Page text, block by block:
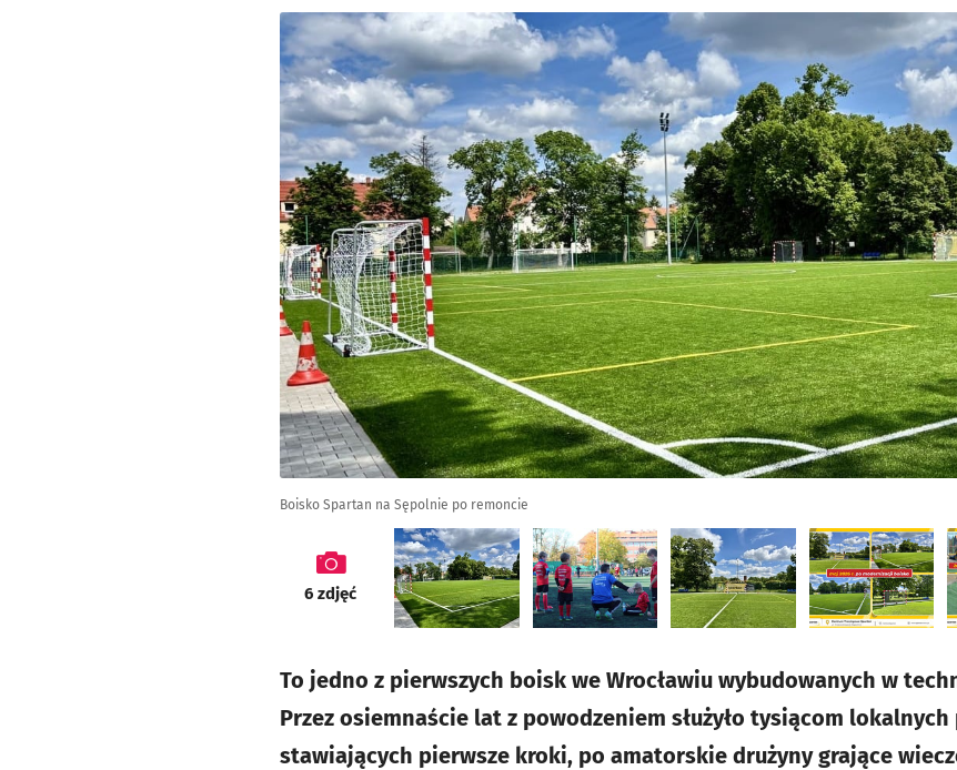
Kliknij, aby zobaczyć galerię
Boisko Spartan na Sępolnie po remoncie
galeria
6 zdjęć
To jedno z pierwszych boisk we Wrocławiu wybudowanych w
Przez osiemnaście lat z powodzeniem służyło tysiącom
stawiających pierwsze kroki, po amatorskie drużyny grające